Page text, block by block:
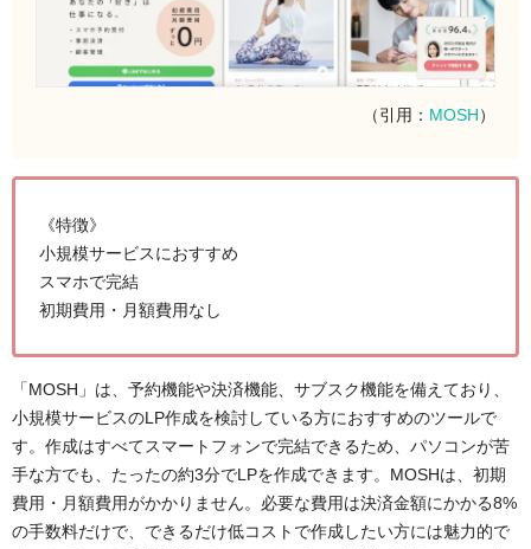
（引用： MOSH）
《特徴》
小規模サービスにおすすめ
スマホで完結
初期費用・月額費用なし
「MOSH」は、予約機能や決済機能、サブスク機能を備えており、
小規模サービスのLP作成を検討している方におすすめのツールで
す。作成はすべてスマートフォンで完結できるため、パソコンが苦
手な方でも、たったの約3分でLPを作成できます。MOSHは、初期
費用・月額費用がかかりません。必要な費用は決済金額にかかる8%
の手数料だけで、できるだけ低コストで作成したい方には魅力的で